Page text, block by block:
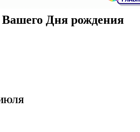
Дня рождения
ИЮЛЯ